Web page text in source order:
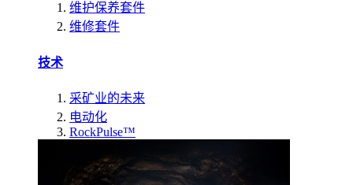
维护保养套件
维修套件
技术
采矿业的未来
电动化
RockPulse™